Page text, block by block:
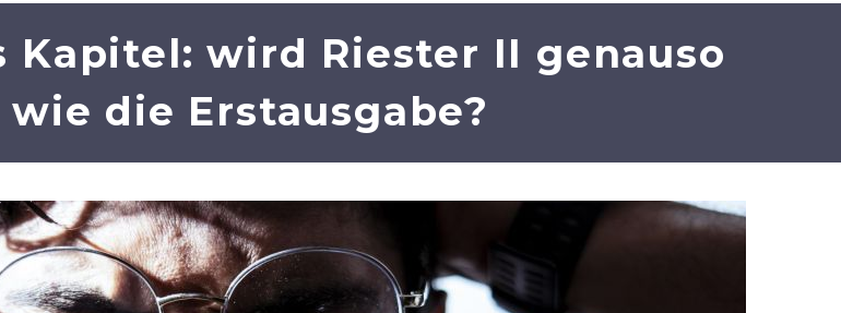
Kapitel: wird Riester II genauso
die Erstausgabe?